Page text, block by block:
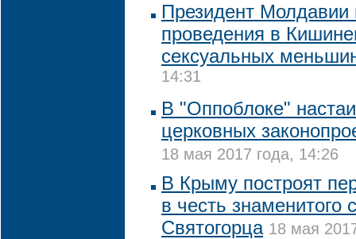
Президент Молдавии
проведения в
сексуальных
14:31
В "Оппоблоке"
церковных
18 мая 2017 года, 14:26
В Крыму построят
в честь знаменитого
Святогорца 18 мая